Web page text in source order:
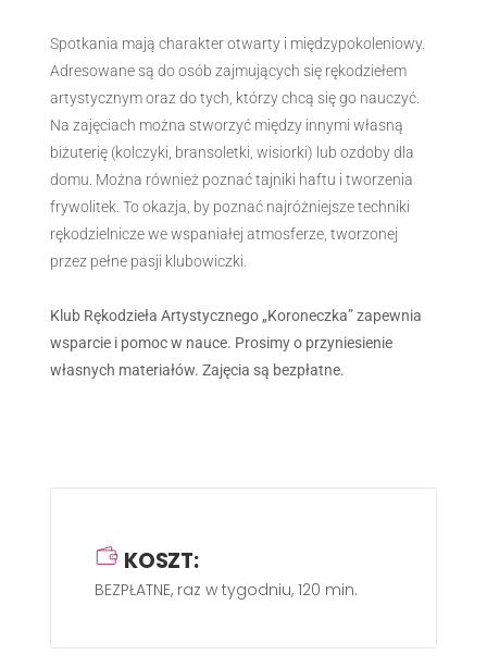
Spotkania mają charakter otwarty i międzypokoleniowy.
Adresowane są do osób zajmujących się rękodziełem
artystycznym oraz do tych, którzy chcą się go nauczyć.
Na zajęciach można stworzyć między innymi własną
biżuterię (kolczyki, bransoletki, wisiorki) lub ozdoby dla
domu. Można również poznać tajniki haftu i tworzenia
frywolitek. To okazja, by poznać najróżniejsze techniki
rękodzielnicze we wspaniałej atmosferze, tworzonej
przez pełne pasji klubowiczki.
Klub Rękodzieła Artystycznego „Koroneczka” zapewnia
wsparcie i pomoc w nauce. Prosimy o przyniesienie
własnych materiałów. Zajęcia są bezpłatne.
KOSZT:
BEZPŁATNE, raz w tygodniu, 120 min.